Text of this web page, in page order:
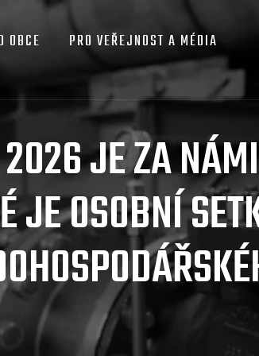
OBCE PRO VEŘEJNOST A MÉDIA
JE ZA
JE OSOBNÍ